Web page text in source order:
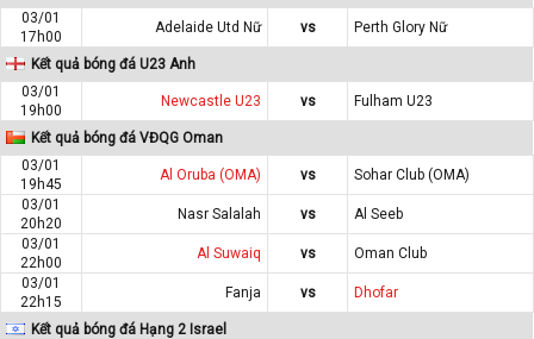
03/01
17h00
Adelaide Utd Nữ vs Perth Glory Nữ
Kết quả bóng đá U23 Anh
03/01
19h00
Newcastle U23 vs Fulham U23
Kết quả bóng đá VĐQG Oman
03/01
19h45
Al Oruba (OMA) vs
Sohar Club (OMA)
03/01
20h20
Nasr Salalah vs
Al Seeb
03/01
22h00
Al Suwaiq vs
Oman Club
03/01
22h15
Fanja vs Dhofar
Kết quả bóng đá Hạng 2 Israel